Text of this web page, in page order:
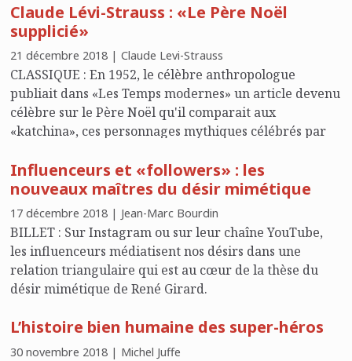
meilleur pluralisme ?
Claude Lévi-Strauss : «Le Père Noël
supplicié»
21 décembre 2018 | Claude Levi-Strauss
CLASSIQUE : En 1952, le célèbre anthropologue
publiait dans «Les Temps modernes» un article devenu
célèbre sur le Père Noël qu'il comparait aux
«katchina», ces personnages mythiques célébrés par
iPhilo en publie un extrait pour permettre à nos
lecteurs de philosopher avant de festoyer.
Influenceurs et «followers» : les
nouveaux maîtres du désir mimétique
17 décembre 2018 | Jean-Marc Bourdin
BILLET : Sur Instagram ou sur leur chaîne YouTube,
les influenceurs médiatisent nos désirs dans une
relation triangulaire qui est au cœur de la thèse du
désir mimétique de René Girard.
L’histoire bien humaine des super-héros
30 novembre 2018 | Michel Juffe